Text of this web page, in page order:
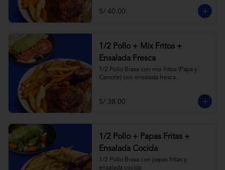
S/ 40.00
1/2 Pollo + Mix Fritos +
Ensalada Fresca
1/2 Pollo Brasa con mix fritos (Papa y
Camote) con ensalada fresca.
S/ 38.00
1/2 Pollo + Papas Fritas +
Ensalada Cocida
1/2 Pollo Brasa con papas fritas y
ensalada cocida